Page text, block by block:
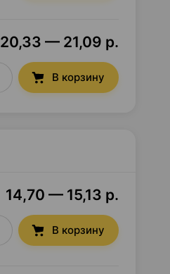
20,33 — 21,09 р.
В корзину
14,70 — 15,13 р.
В корзину